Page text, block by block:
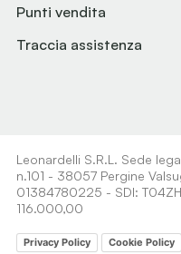
Punti vendita
Traccia assistenza
Leonardelli S.R.L. Sede
n.101 - 38057 Pergine
01384780225 - SDI:
116.000,00
Privacy Policy Cookie Policy